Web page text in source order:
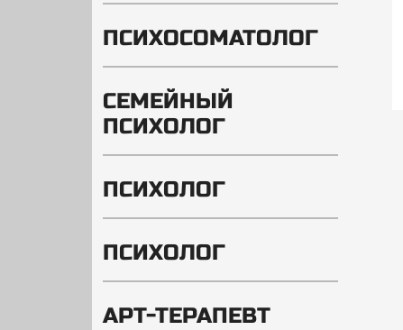
ПСИХОСОМАТОЛОГ
СЕМЕЙНЫЙ
ПСИХОЛОГ
ПСИХОЛОГ
ПСИХОЛОГ
АРТ-ТЕРАПЕВТ